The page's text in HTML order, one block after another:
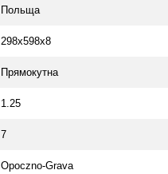
Польща
298x598x8
Прямокутна
1.25
7
Opoczno-Grava